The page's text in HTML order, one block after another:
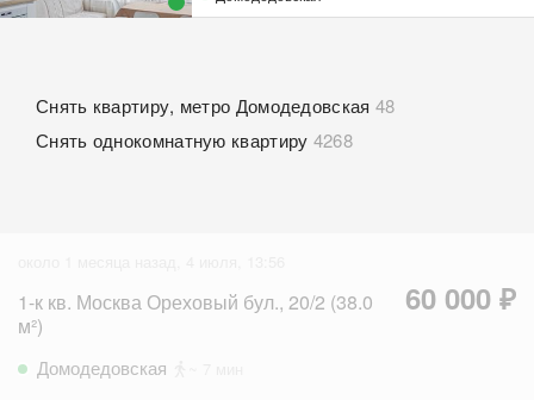
Снять квартиру, метро Домодедовская 48
Снять однокомнатную квартиру 4268
1-к кв. Москва Ореховый бул., 20/2 (38.0
м²)
60 000 ₽
Домодедовская